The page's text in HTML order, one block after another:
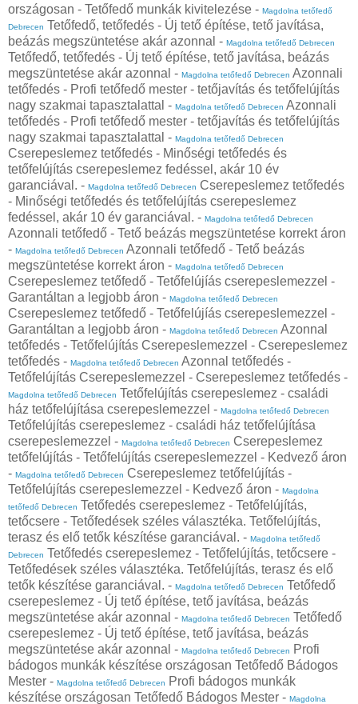
országosan - Tetőfedő munkák kivitelezése - Magdolna tetőfedő
Debrecen Tetőfedő, tetőfedés - Új tető építése, tető javítása,
beázás megszüntetése akár azonnal - Magdolna tetőfedő Debrecen
Tetőfedő, tetőfedés - Új tető építése, tető javítása, beázás
megszüntetése akár azonnal - Magdolna tetőfedő Debrecen Azonnali
tetőfedés - Profi tetőfedő mester - tetőjavítás és tetőfelújítás
nagy szakmai tapasztalattal - Magdolna tetőfedő Debrecen Azonnali
tetőfedés - Profi tetőfedő mester - tetőjavítás és tetőfelújítás
nagy szakmai tapasztalattal - Magdolna tetőfedő Debrecen
Cserepeslemez tetőfedés - Minőségi tetőfedés és
tetőfelújítás cserepeslemez fedéssel, akár 10 év
garanciával. - Magdolna tetőfedő Debrecen Cserepeslemez tetőfedés
- Minőségi tetőfedés és tetőfelújítás cserepeslemez
fedéssel, akár 10 év garanciával. - Magdolna tetőfedő Debrecen
Azonnali tetőfedő - Tető beázás megszüntetése korrekt áron
- Magdolna tetőfedő Debrecen Azonnali tetőfedő - Tető beázás
megszüntetése korrekt áron - Magdolna tetőfedő Debrecen
Cserepeslemez tetőfedő - Tetőfelújíás cserepeslemezzel -
Garantáltan a legjobb áron - Magdolna tetőfedő Debrecen
Cserepeslemez tetőfedő - Tetőfelújíás cserepeslemezzel -
Garantáltan a legjobb áron - Magdolna tetőfedő Debrecen Azonnal
tetőfedés - Tetőfelújítás Cserepeslemezzel - Cserepeslemez
tetőfedés - Magdolna tetőfedő Debrecen Azonnal tetőfedés -
Tetőfelújítás Cserepeslemezzel - Cserepeslemez tetőfedés -
Magdolna tetőfedő Debrecen Tetőfelújítás cserepeslemez - családi
ház tetőfelújítása cserepeslemezzel - Magdolna tetőfedő Debrecen
Tetőfelújítás cserepeslemez - családi ház tetőfelújítása
cserepeslemezzel - Magdolna tetőfedő Debrecen Cserepeslemez
tetőfelújítás - Tetőfelújítás cserepeslemezzel - Kedvező áron
- Magdolna tetőfedő Debrecen Cserepeslemez tetőfelújítás -
Tetőfelújítás cserepeslemezzel - Kedvező áron - Magdolna
tetőfedő Debrecen Tetőfedés cserepeslemez - Tetőfelújítás,
tetőcsere - Tetőfedések széles választéka. Tetőfelújítás,
terasz és elő tetők készítése garanciával. - Magdolna tetőfedő
Debrecen Tetőfedés cserepeslemez - Tetőfelújítás, tetőcsere -
Tetőfedések széles választéka. Tetőfelújítás, terasz és elő
tetők készítése garanciával. - Magdolna tetőfedő Debrecen Tetőfedő
cserepeslemez - Új tető építése, tető javítása, beázás
megszüntetése akár azonnal - Magdolna tetőfedő Debrecen Tetőfedő
cserepeslemez - Új tető építése, tető javítása, beázás
megszüntetése akár azonnal - Magdolna tetőfedő Debrecen
Profi
bádogos munkák készítése országosan Tetőfedő Bádogos
Mester - Magdolna tetőfedő Debrecen
Profi bádogos munkák
készítése országosan Tetőfedő Bádogos Mester - Magdolna